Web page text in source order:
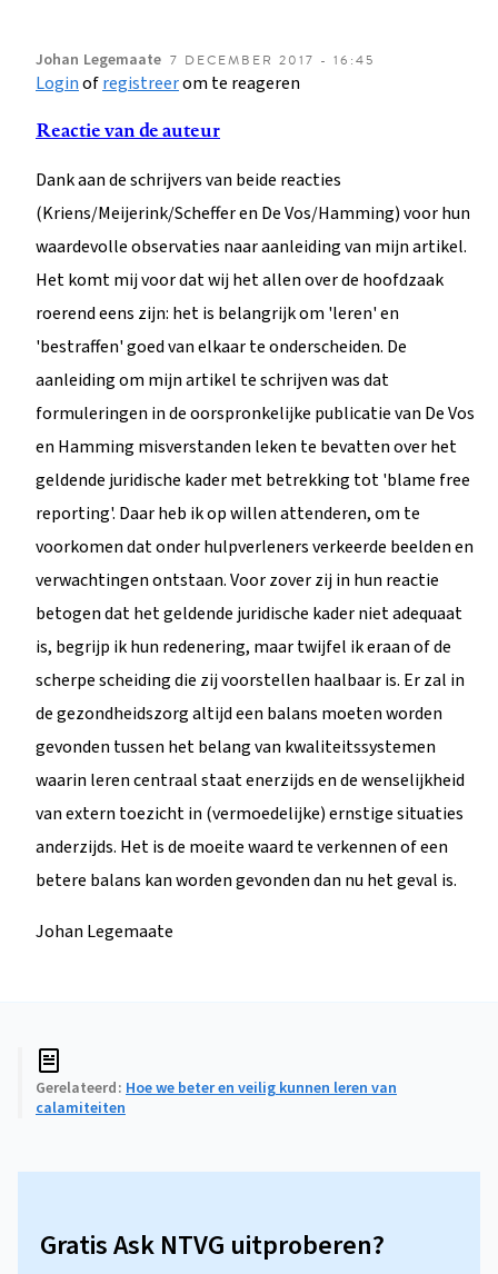
Johan Legemaate 7 DECEMBER 2017 - 16:45
Loginofregistreerom te reageren
Reactie van de auteur
Dank aan de schrijvers van beide reacties
(Kriens/Meijerink/Scheffer en De Vos/Hamming) voor hun
waardevolle observaties naar aanleiding van mijn artikel.
Het komt mij voor dat wij het allen over de hoofdzaak
roerend eens zijn: het is belangrijk om 'leren' en
'bestraffen' goed van elkaar te onderscheiden. De
aanleiding om mijn artikel te schrijven was dat
formuleringen in de oorspronkelijke publicatie van De Vos
en Hamming misverstanden leken te bevatten over het
geldende juridische kader met betrekking tot 'blame free
reporting'. Daar heb ik op willen attenderen, om te
voorkomen dat onder hulpverleners verkeerde beelden en
verwachtingen ontstaan. Voor zover zij in hun reactie
betogen dat het geldende juridische kader niet adequaat
is, begrijp ik hun redenering, maar twijfel ik eraan of de
scherpe scheiding die zij voorstellen haalbaar is. Er zal in
de gezondheidszorg altijd een balans moeten worden
gevonden tussen het belang van kwaliteitssystemen
waarin leren centraal staat enerzijds en de wenselijkheid
van extern toezicht in (vermoedelijke) ernstige situaties
anderzijds. Het is de moeite waard te verkennen of een
betere balans kan worden gevonden dan nu het geval is.
Johan Legemaate
Gerelateerd Hoe we beter en veilig kunnen leren van
calamiteiten
Gratis Ask NTVG uitproberen?